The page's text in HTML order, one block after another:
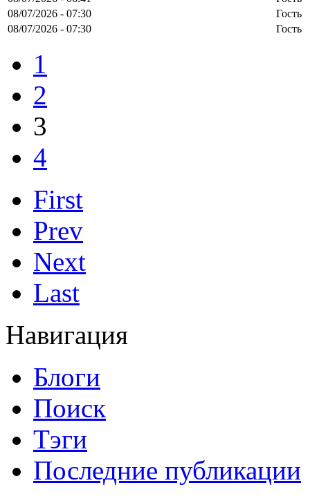
08/07/2026 - 07:30
Гость
08/07/2026 - 07:30
Гость
1
2
3
4
First
Prev
Next
Last
Навигация
Блоги
Поиск
Тэги
Последние публикации